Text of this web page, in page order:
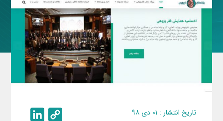
تاریخ انتشار : ۰۱ دی ۹۸